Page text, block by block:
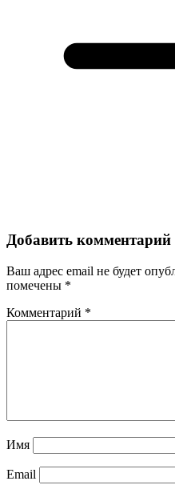
Добавить комментарий
Ваш адрес email не будет
помечены *
Комментарий *
Имя
Email